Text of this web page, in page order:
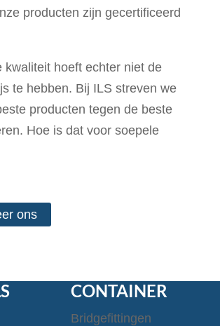
producten zijn gecertificeerd
kwaliteit hoeft echter niet de
te hebben. Bij ILS streven we
producten tegen de beste
Hoe is dat voor soepele
ons
CONTAINER
Bridgefittingen